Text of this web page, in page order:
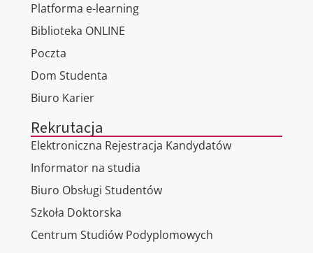
Platforma e-learning
Biblioteka ONLINE
Poczta
Dom Studenta
Biuro Karier
Rekrutacja
Elektroniczna Rejestracja Kandydatów
Informator na studia
Biuro Obsługi Studentów
Szkoła Doktorska
Centrum Studiów Podyplomowych